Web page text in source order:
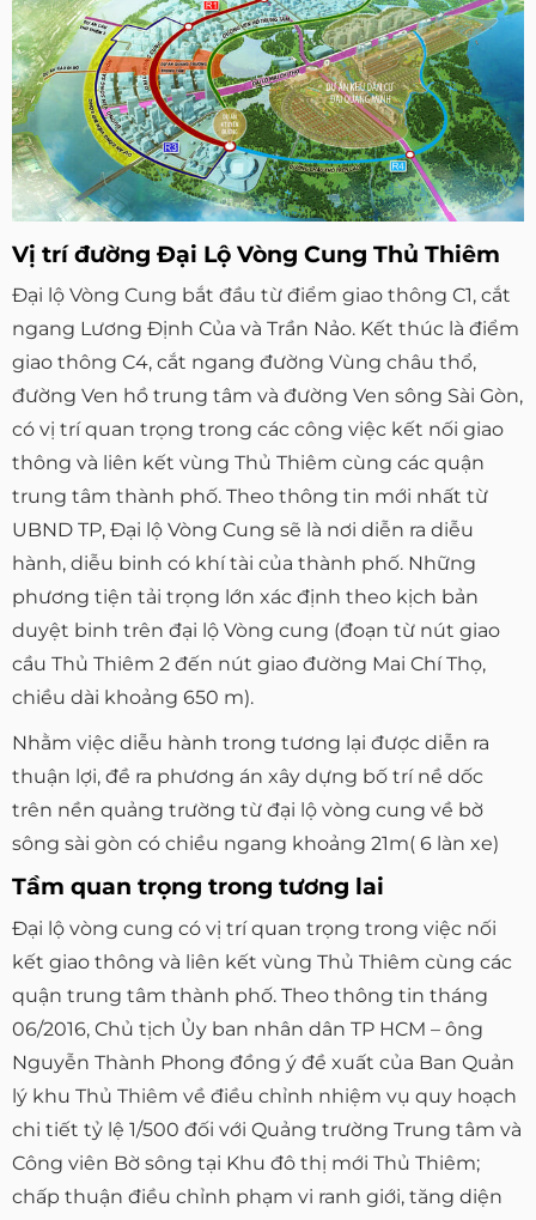
Vị trí đường Đại Lộ Vòng Cung Thủ Thiêm
Đại lộ Vòng Cung bắt đầu từ điểm giao thông C1, cắt
ngang Lương Định Của và Trần Nảo. Kết thúc là điểm
giao thông C4, cắt ngang đường Vùng châu thổ,
đường Ven hồ trung tâm và đường Ven sông Sài Gòn,
có vị trí quan trọng trong các công việc kết nối giao
thông và liên kết vùng Thủ Thiêm cùng các quận
trung tâm thành phố. Theo thông tin mới nhất từ
UBND TP, Đại lộ Vòng Cung sẽ là nơi diễn ra diễu
hành, diễu binh có khí tài của thành phố. Những
phương tiện tải trọng lớn xác định theo kịch bản
duyệt binh trên đại lộ Vòng cung (đoạn từ nút giao
cầu Thủ Thiêm 2 đến nút giao đường Mai Chí Thọ,
chiều dài khoảng 650 m).
Nhằm việc diễu hành trong tương lại được diễn ra
thuận lợi, đề ra phương án xây dựng bố trí nề dốc
trên nền quảng trường từ đại lộ vòng cung về bờ
sông sài gòn có chiều ngang khoảng 21m( 6 làn xe)
Tầm quan trọng trong tương lai
Đại lộ vòng cung có vị trí quan trọng trong việc nối
kết giao thông và liên kết vùng Thủ Thiêm cùng các
quận trung tâm thành phố. Theo thông tin tháng
06/2016, Chủ tịch Ủy ban nhân dân TP HCM – ông
Nguyễn Thành Phong đồng ý đề xuất của Ban Quản
lý khu Thủ Thiêm về điều chỉnh nhiệm vụ quy hoạch
chi tiết tỷ lệ 1/500 đối với Quảng trường Trung tâm và
Công viên Bờ sông tại Khu đô thị mới Thủ Thiêm;
chấp thuận điều chỉnh phạm vi ranh giới, tăng diện